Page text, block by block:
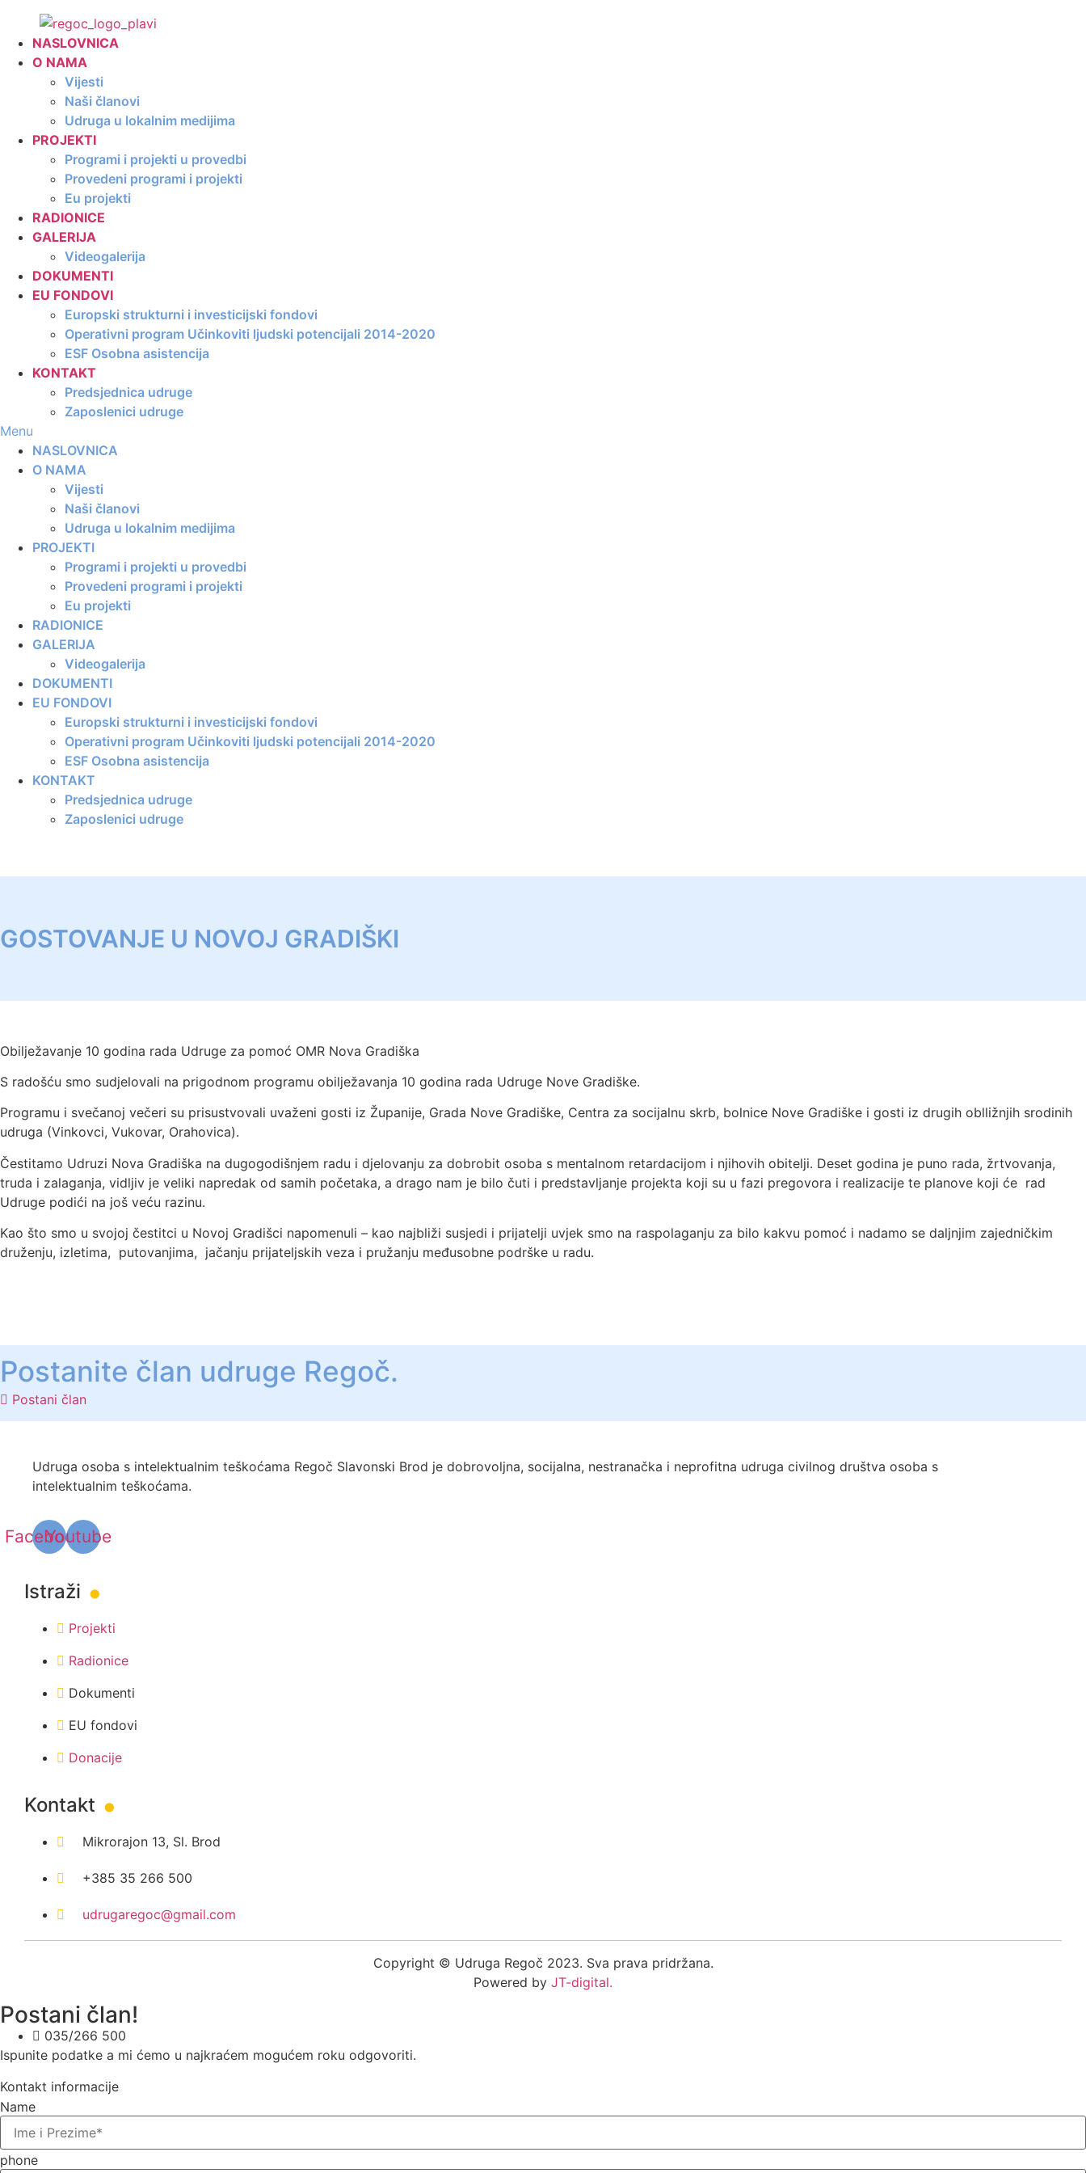
contentNASLOVNICA
O NAMA
Vijesti
Naši članovi
Udruga u lokalnim medijima
PROJEKTI
Programi i projekti u provedbi
Provedeni programi i projekti
Eu projekti
RADIONICE
GALERIJA
Videogalerija
DOKUMENTI
EU FONDOVI
Europski strukturni i investicijski fondovi
Operativni program Učinkoviti ljudski potencijali 2014-2020
ESF Osobna asistencija
KONTAKT
Predsjednica udruge
Zaposlenici udruge
Menu
NASLOVNICA
O NAMA
Vijesti
Naši članovi
Udruga u lokalnim medijima
PROJEKTI
Programi i projekti u provedbi
Provedeni programi i projekti
Eu projekti
RADIONICE
GALERIJA
Videogalerija
DOKUMENTI
EU FONDOVI
Europski strukturni i investicijski fondovi
Operativni program Učinkoviti ljudski potencijali 2014-2020
ESF Osobna asistencija
KONTAKT
Predsjednica udruge
Zaposlenici udruge
GOSTOVANJE U NOVOJ GRADIŠKI
Obilježavanje 10 godina rada Udruge za pomoć OMR Nova Gradiška
S radošću smo sudjelovali na prigodnom programu obilježavanja 10 godina rada Udruge Nove Gradiške.
Programu i svečanoj večeri su prisustvovali uvaženi gosti iz Županije, Grada Nove Gradiške, Centra za socijalnu skrb, bolnice Nove Gradiške i gosti iz drugih oblližnjih srodinih
udruga (Vinkovci, Vukovar, Orahovica).
Čestitamo Udruzi Nova Gradiška na dugogodišnjem radu i djelovanju za dobrobit osoba s mentalnom retardacijom i njihovih obitelji. Deset godina je puno rada, žrtvovanja,
truda i zalaganja, vidljiv je veliki napredak od samih početaka, a drago nam je bilo čuti i predstavljanje projekta koji su u fazi pregovora i realizacije te planove koji će rad
Udruge podići na još veću razinu.
Kao što smo u svojoj čestitci u Novoj Gradišci napomenuli – kao najbliži susjedi i prijatelji uvjek smo na raspolaganju za bilo kakvu pomoć i nadamo se daljnjim zajedničkim
druženju, izletima, putovanjima, jačanju prijateljskih veza i pružanju međusobne podrške u radu.
Postanite član udruge Regoč.
Postani član
Udruga osoba s intelektualnim teškoćama Regoč Slavonski Brod je dobrovoljna, socijalna, nestranačka i neprofitna udruga civilnog društva osoba s
intelektualnim teškoćama.
Facebook
Youtube
Istraži .
Projekti
Radionice
Dokumenti
EU fondovi
Donacije
Kontakt .
Mikrorajon 13, Sl. Brod
+385 35 266 500
udrugaregoc@gmail.com
Copyright © Udruga Regoč 2023. Sva prava pridržana.
Powered by JT-digital.
Postani član!
035/266 500
Ispunite podatke a mi ćemo u najkraćem mogućem roku odgovoriti.
Kontakt informacije
Name
phone